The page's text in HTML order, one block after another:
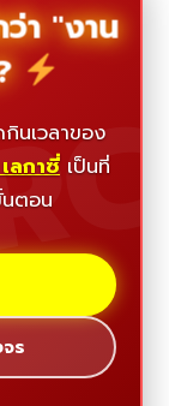
า "งาน
นเวลาของ
ลกาซี่ เป็นที่
ตอน
ร